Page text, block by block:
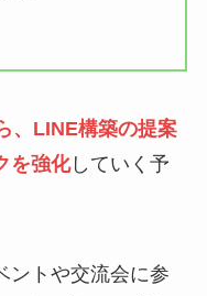
、LINE構築の提案
を強化していく予
ントや交流会に参